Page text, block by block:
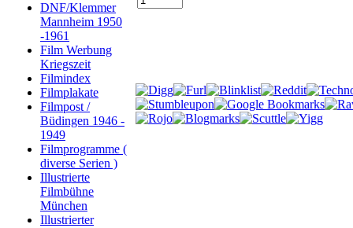
DNF/Klemmer
Mannheim 1950
-1961
Film Werbung
Kriegszeit
Filmindex
Filmplakate
Filmpost /
Büdingen 1946 -
1949
Filmprogramme (
diverse Serien )
Illustrierte
Filmbühne
München
Illustrierter